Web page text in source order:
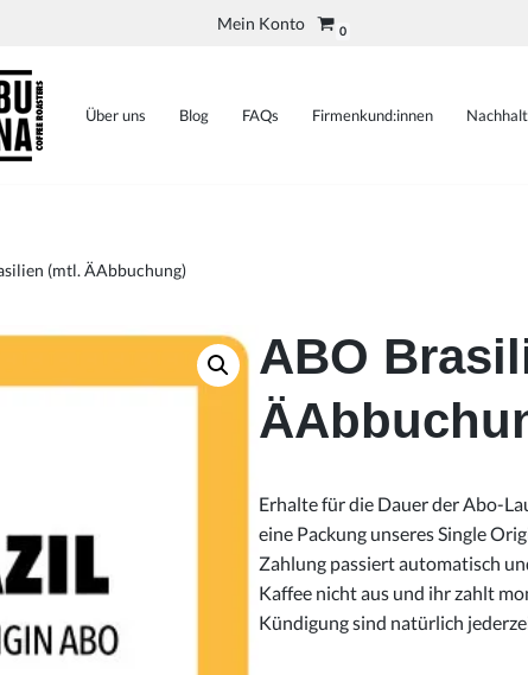
Mein Konto 0
Über uns Blog FAQs Firmenkund:innen
(mtl. ÄAbbuchung)
ABO
Erhalte für die Dauer der Abo-
eine Packung unseres Single
Zahlung passiert automatisch
Kaffee nicht aus und ihr zahlt
Kündigung sind natürlich